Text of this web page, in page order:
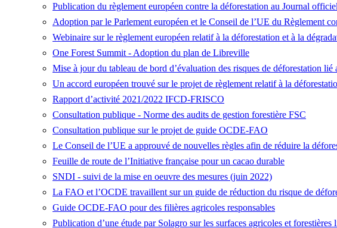
Publication du règlement européen contre la déforestation au Journal
Adoption par le Parlement européen et le Conseil de l’UE du Règlement
Webinaire sur le règlement européen relatif à la déforestation et à la
One Forest Summit - Adoption du plan de Libreville
Mise à jour du tableau de bord d’évaluation des risques de déforestation
Un accord européen trouvé sur le projet de règlement relatif à la
Rapport d’activité 2021/2022 IFCD-FRISCO
Consultation publique - Norme des audits de gestion forestière FSC
Consultation publique sur le projet de guide OCDE-FAO
Le Conseil de l’UE a approuvé de nouvelles règles afin de réduire la
Feuille de route de l’Initiative française pour un cacao durable
SNDI - suivi de la mise en oeuvre des mesures (juin 2022)
La FAO et l’OCDE travaillent sur un guide de réduction du risque de
Guide OCDE-FAO pour des filières agricoles responsables
Publication d’une étude par Solagro sur les surfaces agricoles et